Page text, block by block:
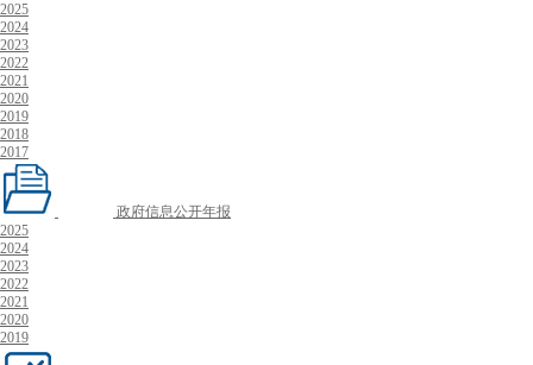
2025
2024
2023
2022
2021
2020
2019
2018
2017
政府信息公开年报
2025
2024
2023
2022
2021
2020
2019